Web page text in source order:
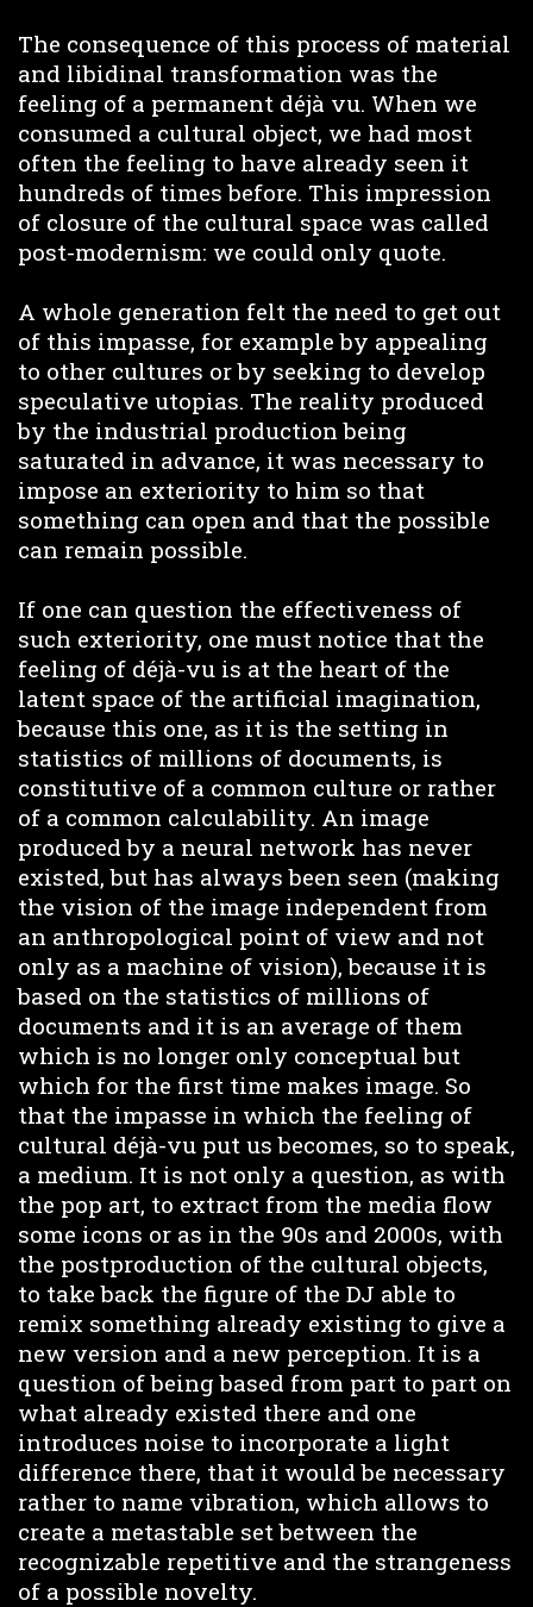
The consequence of this process of material
and libidinal transformation was the
feeling of a permanent déjà vu. When we
consumed a cultural object, we had most
often the feeling to have already seen it
hundreds of times before. This impression
of closure of the cultural space was called
post-modernism: we could only quote.
A whole generation felt the need to get out
of this impasse, for example by appealing
to other cultures or by seeking to develop
speculative utopias. The reality produced
by the industrial production being
saturated in advance, it was necessary to
impose an exteriority to him so that
something can open and that the possible
can remain possible.
If one can question the effectiveness of
such exteriority, one must notice that the
feeling of déjà-vu is at the heart of the
latent space of the artificial imagination,
because this one, as it is the setting in
statistics of millions of documents, is
constitutive of a common culture or rather
of a common calculability. An image
produced by a neural network has never
existed, but has always been seen (making
the vision of the image independent from
an anthropological point of view and not
only as a machine of vision), because it is
based on the statistics of millions of
documents and it is an average of them
which is no longer only conceptual but
which for the first time makes image. So
that the impasse in which the feeling of
cultural déjà-vu put us becomes, so to speak,
a medium. It is not only a question, as with
the pop art, to extract from the media flow
some icons or as in the 90s and 2000s, with
the postproduction of the cultural objects,
to take back the figure of the DJ able to
remix something already existing to give a
new version and a new perception. It is a
question of being based from part to part on
what already existed there and one
introduces noise to incorporate a light
difference there, that it would be necessary
rather to name vibration, which allows to
create a metastable set between the
recognizable repetitive and the strangeness
of a possible novelty.